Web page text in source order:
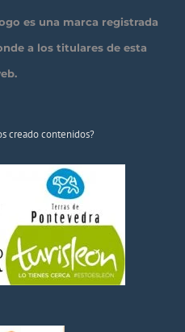
es una marca registrada
a los titulares de esta
creado contenidos?